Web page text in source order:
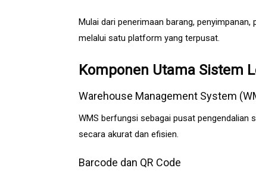
Mulai dari penerimaan barang,
melalui satu platform yang terpusat.
Komponen Utama Sistem
Warehouse Management System
WMS berfungsi sebagai pusat pengendalian
secara akurat dan efisien.
Barcode dan QR Code